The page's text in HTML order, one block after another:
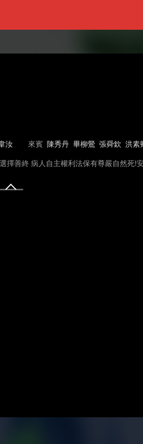
汝 來賓 陳秀丹 畢柳鶯 張舜欽 洪素
善終 病人自主權利法保有尊嚴自然死!